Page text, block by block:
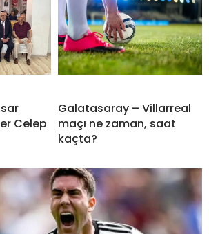
Celep
Galatasaray – Villarreal
maçı ne zaman, saat
kaçta?